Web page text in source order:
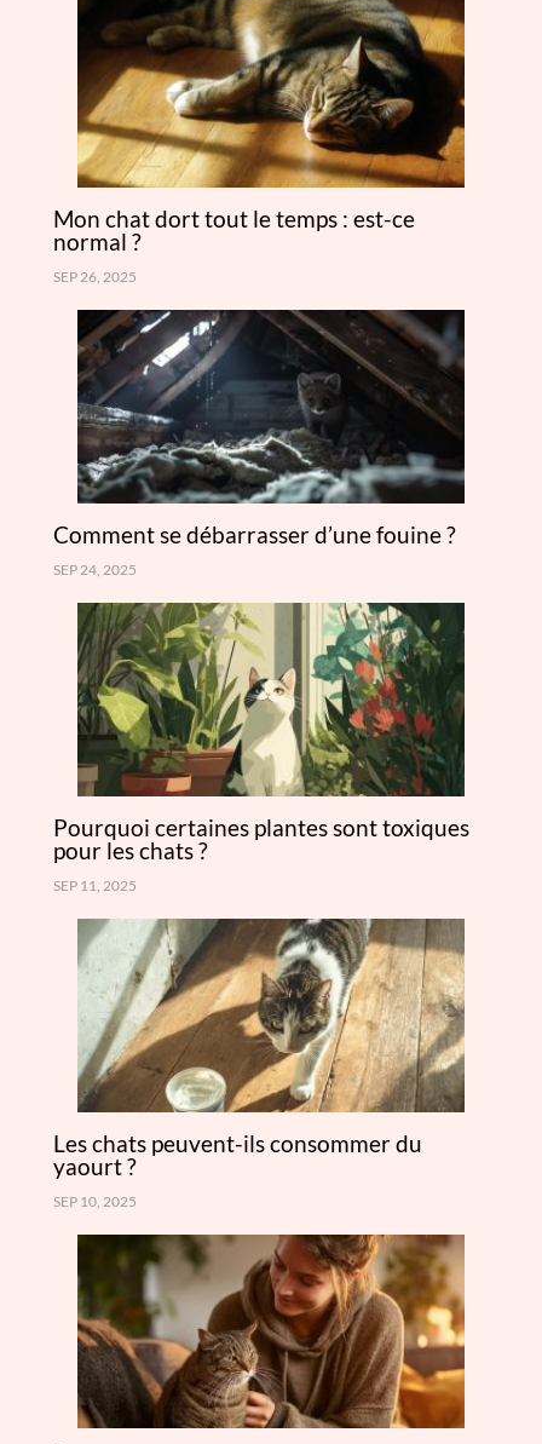
Mon chat dort tout le temps : est-ce
normal ?
SEP 26, 2025
Comment se débarrasser d’une fouine ?
SEP 24, 2025
Pourquoi certaines plantes sont toxiques
pour les chats ?
SEP 11, 2025
Les chats peuvent-ils consommer du
yaourt ?
SEP 10, 2025